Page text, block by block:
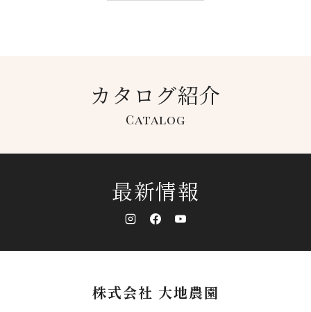
カタログ紹介
Catalog
最新情報
株式会社 大地農園